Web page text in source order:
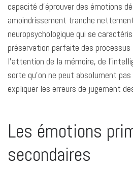
capacité d’éprouver des émotions
amoindrissement tranche
neuropsychologique qui se
préservation parfaite des
l’attention de la mémoire, de
sorte qu’on ne peut absolument
expliquer les erreurs de jugement
Les émotions
secondaires